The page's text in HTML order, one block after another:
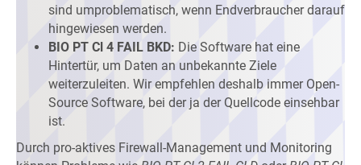
sind umproblematisch, wenn Endverbraucher darauf
hingewiesen werden.
BIO PT Cl 4 FAIL BKD: Die Software hat eine
Hintertür, um Daten an unbekannte Ziele
weiterzuleiten. Wir empfehlen deshalb immer Open-
Source Software, bei der ja der Quellcode einsehbar
ist.
Durch pro-aktives Firewall-Management und Monitoring